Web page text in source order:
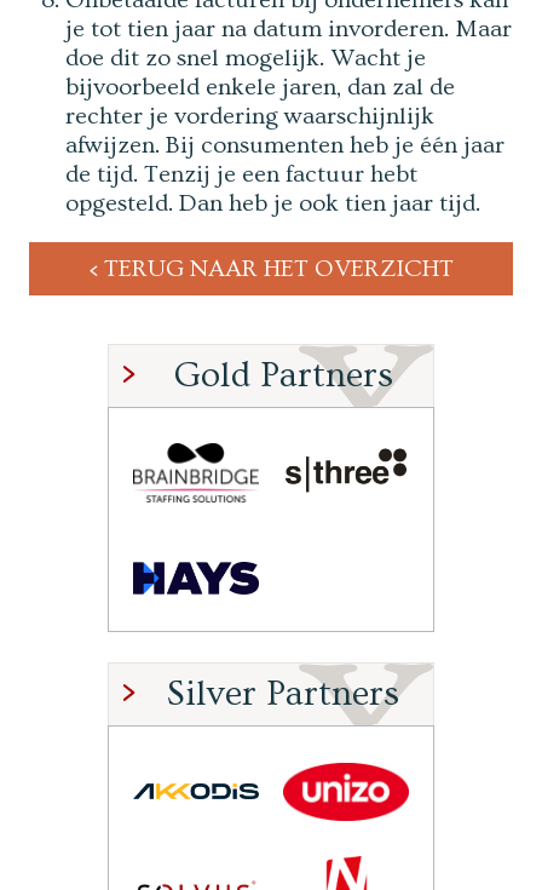
je tot tien jaar na datum invorderen. Maar
doe dit zo snel mogelijk. Wacht je
bijvoorbeeld enkele jaren, dan zal de
rechter je vordering waarschijnlijk
afwijzen. Bij consumenten heb je één jaar
de tijd. Tenzij je een factuur hebt
opgesteld. Dan heb je ook tien jaar tijd.
TERUG NAAR HET OVERZICHT
Gold Partners
Silver Partners